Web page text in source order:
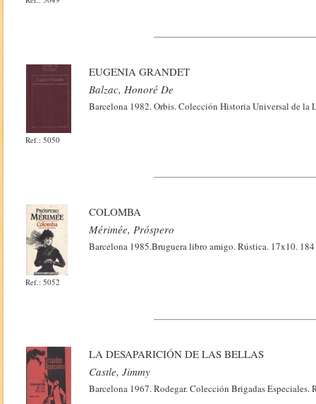
Ref.: 5050
EUGENIA GRANDET
Balzac, Honoré De
Barcelona 1982. Orbis. Colección Historia Universal de la
Ref.: 5052
COLOMBA
Mérimée, Próspero
Barcelona 1985.Bruguera libro amigo. Rústica. 17x10.
LA DESAPARICIÓN DE LAS BELLAS
Castle, Jimmy
Barcelona 1967. Rodegar. Colección Brigadas Especiales.